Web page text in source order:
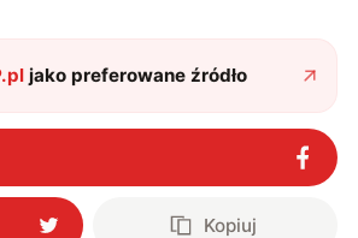
oraz oglądać sport.
jako preferowane źródło
Kopiuj